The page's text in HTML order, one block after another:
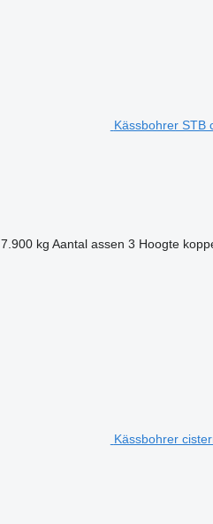
Kässbohrer STB
7.900 kg Aantal assen 3 Hoogte
Kässbohrer